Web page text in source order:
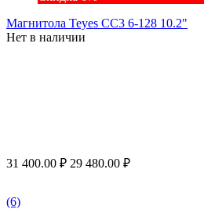
Магнитола Teyes CC3 6-128 10.2"
Нет в наличии
31 400.00 ₽ 29 480.00 ₽
(6)